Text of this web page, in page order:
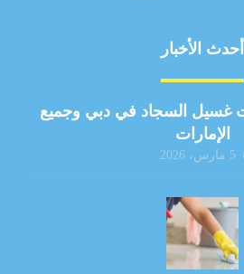
أحدث الأخبار
غسيل السجاد في دبي وجميع
الإمارات
5 مارس، 2026